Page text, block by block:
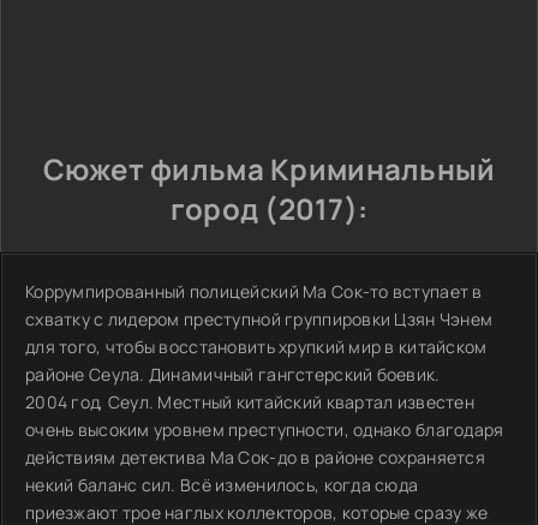
Сюжет фильма Криминальный
город (2017):
Коррумпированный полицейский Ма Сок-то вступает в
схватку с лидером преступной группировки Цзян Чэнем
для того, чтобы восстановить хрупкий мир в китайском
районе Сеула. Динамичный гангстерский боевик.
2004 год, Сеул. Местный китайский квартал известен
очень высоким уровнем преступности, однако благодаря
действиям детектива Ма Сок-до в районе сохраняется
некий баланс сил. Всё изменилось, когда сюда
приезжают трое наглых коллекторов, которые сразу же